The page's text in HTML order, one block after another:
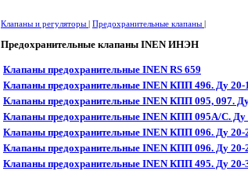
Клапаны и регуляторы | Предохранительные клапаны |
Предохранительные клапаны INEN ИНЭН
Клапаны предохранительные INEN RS 659
Клапаны предохранительные INEN КПП 496. Ду 20-
Клапаны предохранительные INEN КПП 095, 097.
Клапаны предохранительные INEN КПП 095A/C. Ду
Клапаны предохранительные INEN КПП 096. Ду 20-
Клапаны предохранительные INEN КПП 096. Ду 20-
Клапаны предохранительные INEN КПП 495. Ду 20-